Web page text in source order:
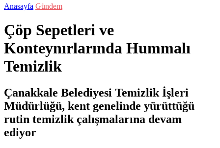
Anasayfa Gündem
Çöp Sepetleri ve
Konteynırlarında Hummalı
Temizlik
Çanakkale Belediyesi Temizlik İşleri
Müdürlüğü, kent genelinde yürüttüğü
rutin temizlik çalışmalarına devam
ediyor